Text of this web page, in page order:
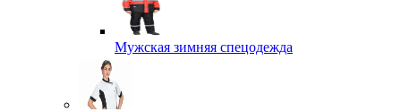
Мужская зимняя спецодежда